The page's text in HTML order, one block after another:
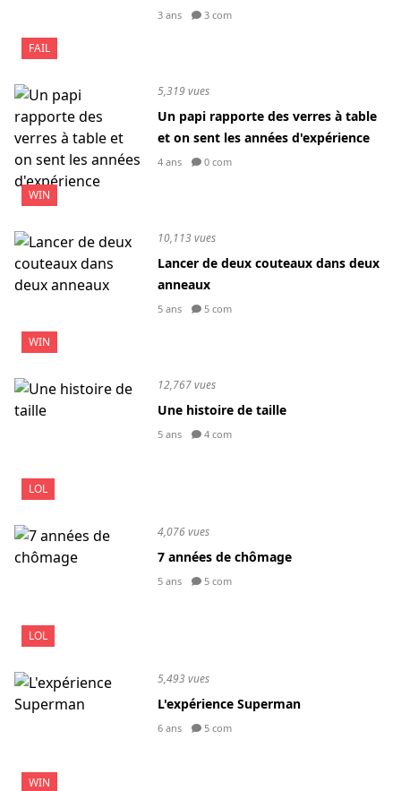
FAIL
3 ans 3 com
WIN
5,319 vues
Un papi rapporte des verres à table
et on sent les années d'expérience
4 ans 0 com
WIN
10,113 vues
Lancer de deux couteaux dans deux
anneaux
5 ans 5 com
LOL
12,767 vues
Une histoire de taille
5 ans 4 com
LOL
4,076 vues
7 années de chômage
5 ans 5 com
WIN
5,493 vues
L'expérience Superman
6 ans 5 com